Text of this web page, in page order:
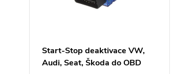
Start-Stop deaktivace VW,
Audi, Seat, Škoda do OBD